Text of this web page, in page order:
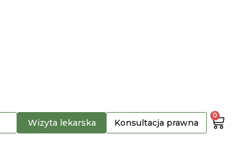
Wizyta lekarska Konsultacja prawna
0